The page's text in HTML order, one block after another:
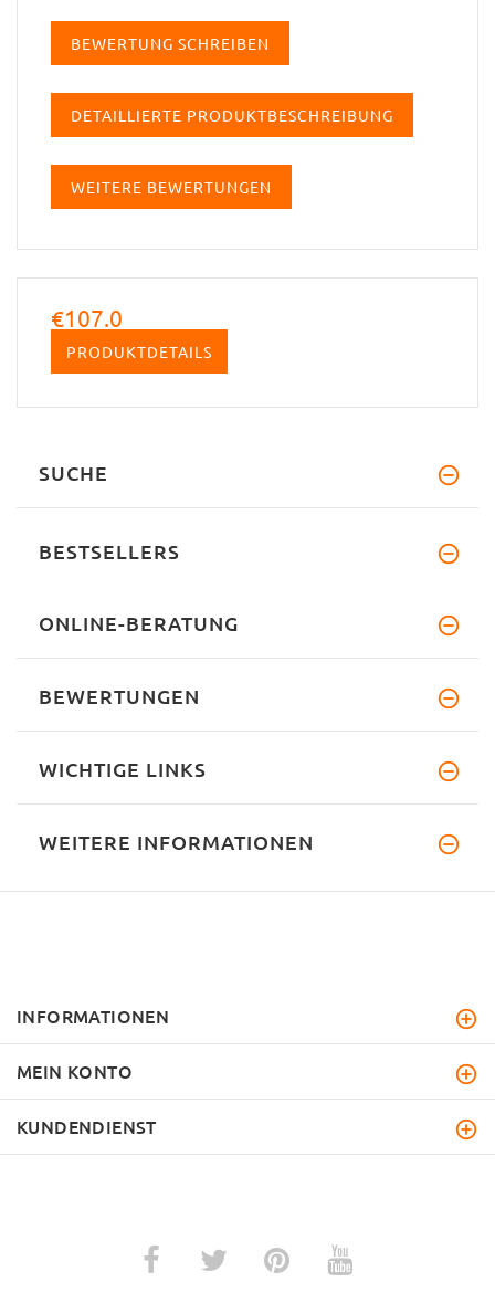
BEWERTUNG SCHREIBEN
DETAILLIERTE PRODUKTBESCHREIBUNG
WEITERE BEWERTUNGEN
€107.0
PRODUKTDETAILS
SUCHE
BESTSELLERS
ONLINE-BERATUNG
BEWERTUNGEN
WICHTIGE LINKS
WEITERE INFORMATIONEN
INFORMATIONEN
MEIN KONTO
KUNDENDIENST